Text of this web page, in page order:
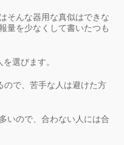
そんな器用な真似はできな
量を少なくして書いたつも
選びます。
ので、苦手な人は避けた方
いので、合わない人には合